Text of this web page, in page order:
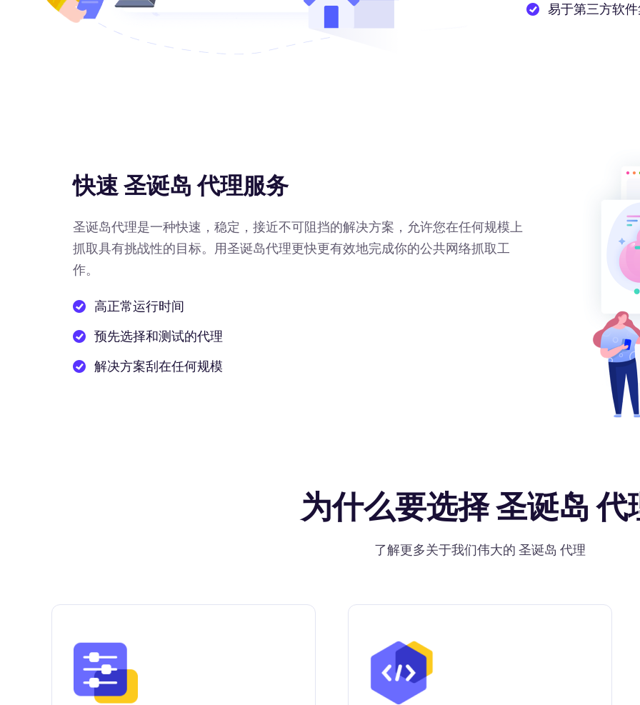
易于第三方软
快速 圣诞岛 代理服务
圣诞岛代理是一种快速，稳定，接近不可阻挡的解决方案，允许您在任何规模上
抓取具有挑战性的目标。用圣诞岛代理更快更有效地完成你的公共网络抓取工
作。
高正常运行时间
预先选择和测试的代理
解决方案刮在任何规模
为什么要选择 圣诞岛 代
了解更多关于我们伟大的 圣诞岛 代理